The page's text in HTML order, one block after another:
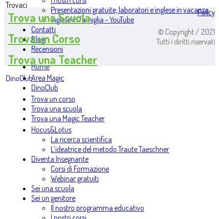
Presentazioni gratuite, laboratori e inglese in vacanza
Inglese in famiglia - YouTube
Contatti
Blog
Recensioni
Home
Area Magic
DinoClub
Trova un corso
Trova una scuola
Trova una Magic Teacher
Hocus&Lotus
La ricerca scientifica
L’ideatrice del metodo Traute Taeschner
Diventa Insegnante
Corsi di Formazione
Webinar gratuiti
Sei una scuola
Sei un genitore
Il nostro programma educativo
Trovaci
Trova una Scuola
Trova un Corso
Trova una Teacher
DinoClub
Policy
© Copyright / 2021
Tutti i diritti riservati